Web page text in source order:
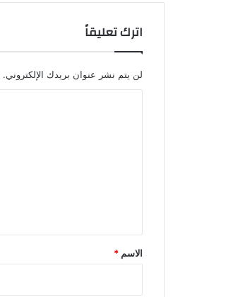
اترك تعليقاً
لن يتم نشر عنوان بريدك الإلكتروني.
*
الاسم *